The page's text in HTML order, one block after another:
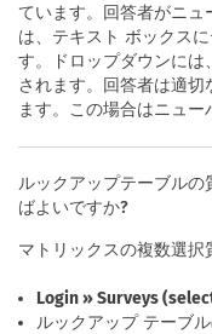
ています。回答者がニ
は、テキスト ボックス
す。ドロップダウンには
されます。回答者は適
ます。この場合はニュー
ルックアップテーブル
ばよいですか?
マトリックスの複数選
Login » Surveys
ルックアップ テーブ